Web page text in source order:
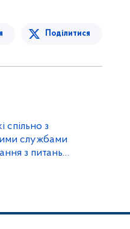
Поділитися
спільно з
службами
з питань